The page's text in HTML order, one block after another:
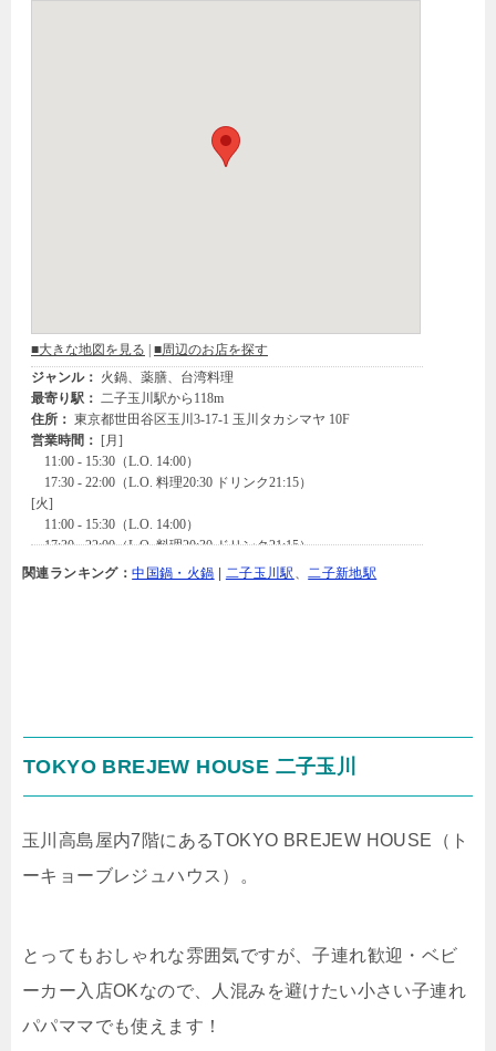
関連ランキング：中国鍋・火鍋 二子玉川駅 、二子新地駅
TOKYO BREJEW HOUSE 二子玉川
玉川高島屋内7階にあるTOKYO BREJEW HOUSE（ト
ーキョーブレジュハウス）。
とってもおしゃれな雰囲気ですが、子連れ歓迎・ベビ
ーカー入店OKなので、人混みを避けたい小さい子連れ
パパママでも使えます！